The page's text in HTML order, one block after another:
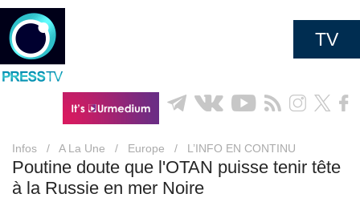
TV
Infos / A La Une / Europe / L’INFO EN CONTINU
Poutine doute que l'OTAN puisse tenir tête
à la Russie en mer Noire